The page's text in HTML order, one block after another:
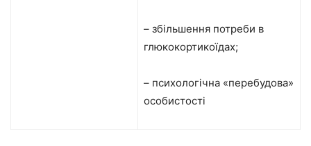
– збільшення потреби в
глюкокортикоїдах;
– психологічна «перебудова»
особистості